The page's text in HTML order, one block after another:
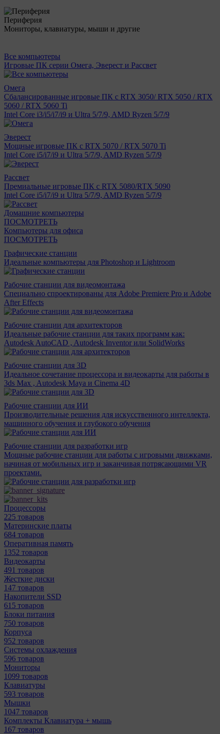
Периферия
Мониторы, клавиатуры, мыши и другие
Все компьютеры
Игровые ПК серии Омега, Эверест и Рассвет
Омега
Сбалансированные игровые ПК с RTX 3050/ RTX 5050 / RTX
5060 / RTX 5060 Ti
Intel Core i3/i5/i7/i9 и Ultra 5/7/9, AMD Ryzen 5/7/9
Эверест
Мощные игровые ПК с RTX 5070 / RTX 5070 Ti
Intel Core i5/i7/i9 и Ultra 5/7/9, AMD Ryzen 5/7/9
Рассвет
Премиальные игровые ПК с RTX 5080/RTX 5090
Intel Core i5/i7/i9 и Ultra 5/7/9, AMD Ryzen 5/7/9
Домашние компьютеры
ПОСМОТРЕТЬ
Компьютеры для офиса
ПОСМОТРЕТЬ
Графические станции
Идеальные компьютеры для Photoshop и Lightroom
Рабочие станции для видеомонтажа
Специально спроектированы для Adobe Premiere Pro и Adobe
After Effects
Рабочие станции для архитекторов
Идеальные рабочие станции для таких программ как:
Autodesk AutoCAD , Autodesk Inventor или SolidWorks
Рабочие станции для 3D
Идеальное сочетание процессора и видеокарты для работы в
3ds Max , Autodesk Maya и Cinema 4D
Рабочие станции для ИИ
Производительные решения для искусственного интеллекта,
машинного обучения и глубокого обучения
Рабочие станции для разработки игр
Мощные рабочие станции для работы с игровыми движками,
начиная от мобильных игр и заканчивая потрясающими VR
проектами.
Процессоры
225 товаров
Материнcкие платы
684 товаров
Оперативная память
1352 товаров
Видеокарты
491 товаров
Жесткие диски
147 товаров
Накопители SSD
615 товаров
Блоки питания
750 товаров
Корпуса
952 товаров
Системы охлаждения
596 товаров
Мониторы
1099 товаров
Клавиатуры
593 товаров
Мышки
1047 товаров
Комплекты Клавиатура + мышь
167 товаров